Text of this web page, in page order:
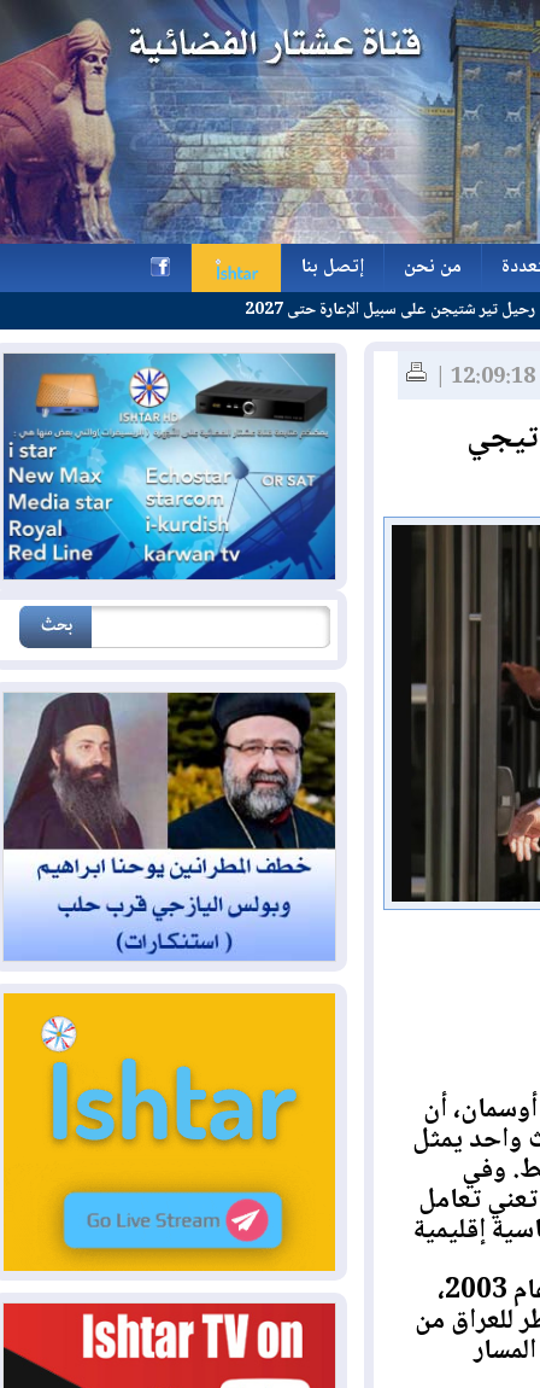
من نحن
من نحن
إتصل بنا
إتصل بناعلى سبيل الإعارة حتى 2027
أن
يمثل
وفي
تعامل
إقليمية
وبين الباحث أن هذا التوجه يشكل انتقالاً من مقاربة ما بعد عام 2003،
من
h